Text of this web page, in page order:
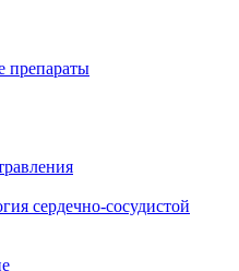
препараты
сердечно-сосудистой